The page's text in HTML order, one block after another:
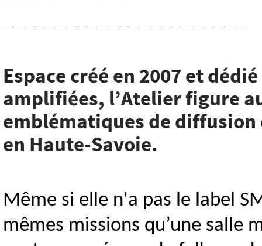
Espace créé en 2007 et
amplifiées, l’Atelier figure
emblématiques de diffusion
en Haute-Savoie.
Même si elle n'a pas le label
mêmes missions qu’une salle